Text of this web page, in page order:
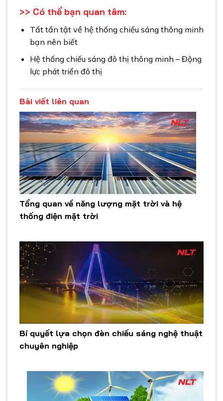
>> Có thể bạn quan tâm:
Tất tần tật về hệ thống chiếu sáng thông minh
bạn nên biết
Hệ thống chiếu sáng đô thị thông minh – Động
lực phát triển đô thị
Bài viết liên quan
Tổng quan về năng lượng mặt trời và hệ
thống điện mặt trời
Bí quyết lựa chọn đèn chiếu sáng nghệ thuật
chuyên nghiệp